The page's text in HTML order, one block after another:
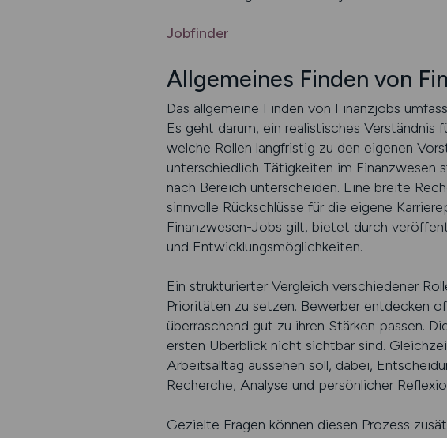
Jobfinder
Allgemeines Finden von
Das allgemeine Finden von Finanzjobs
Es geht darum, ein realistisches Verständnis
welche Rollen langfristig zu den eigenen
unterschiedlich Tätigkeiten im Finanzwesen
nach Bereich unterscheiden. Eine breite
sinnvolle Rückschlüsse für die eigene
Finanzwesen-Jobs gilt, bietet durch
und Entwicklungsmöglichkeiten.
Ein strukturierter Vergleich verschiedener
Prioritäten zu setzen. Bewerber entdecken
überraschend gut zu ihren Stärken passen.
ersten Überblick nicht sichtbar sind.
Arbeitsalltag aussehen soll, dabei,
Recherche, Analyse und persönlicher
Gezielte Fragen können diesen Prozess